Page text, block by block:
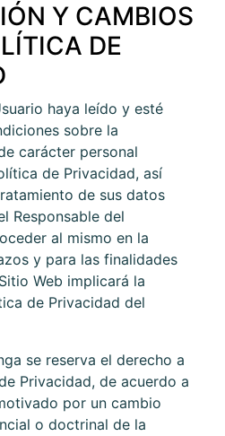
Y CAMBIOS
DE
haya leído y esté
sobre la
carácter personal
de Privacidad, así
de sus datos
Responsable del
al mismo en la
y para las finalidades
Web implicará la
de Privacidad del
se reserva el derecho a
Privacidad, de acuerdo a
por un cambio
o doctrinal de la